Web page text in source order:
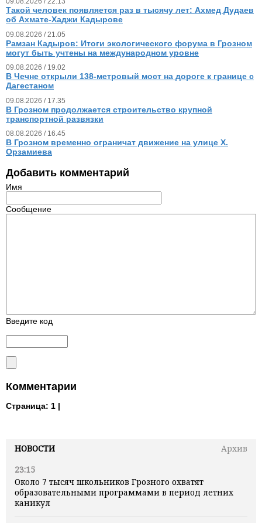
НОВОСТИ
Архив
23:15
Около 7 тысяч школьников Грозного охватят
образовательными программами в период летних
каникул
Такой человек появляется раз в тысячу лет: Ахмед Дудаев
об Ахмате-Хаджи Кадырове
09.08.2026 / 21.05
Рамзан Кадыров: Итоги экологического форума в Грозном
могут быть учтены на международном уровне
09.08.2026 / 19.02
В Чечне открыли 138-метровый мост на дороге к границе с
Дагестаном
09.08.2026 / 17.35
В Грозном продолжается строительство крупной
транспортной развязки
08.08.2026 / 16.45
В Грозном временно ограничат движение на улице Х.
Орзамиева
Добавить комментарий
Имя
Сообщение
Введите код
Комментарии
Страница: 1 |